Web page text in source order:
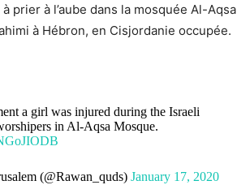
prier à l’aube dans la mosquée Al-Aqsa
à Hébron, en Cisjordanie occupée.
a girl was injured during the Israeli
in Al-Aqsa Mosque.
(@Rawan_quds) January 17, 2020